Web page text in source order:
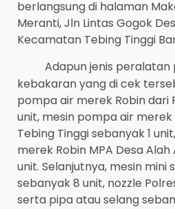
berlangsung di halaman
Meranti, Jln Lintas Gogok
Kecamatan Tebing Tinggi
Adapun jenis
kebakaran yang di cek
pompa air merek Robin dari
unit, mesin pompa air merek
Tebing Tinggi sebanyak 1
merek Robin MPA Desa Alah
unit. Selanjutnya, mesin mini
sebanyak 8 unit, nozzle
serta pipa atau selang